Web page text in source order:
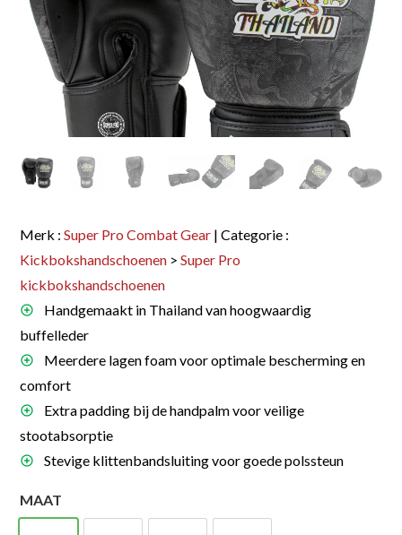
Merk :Super Pro Combat Gear | Categorie :
Kickbokshandschoenen >Super Pro
kickbokshandschoenen
Handgemaakt in Thailand van hoogwaardig
buffelleder
Meerdere lagen foam voor optimale bescherming en
comfort
Extra padding bij de handpalm voor veilige
stootabsorptie
Stevige klittenbandsluiting voor goede polssteun
MAAT